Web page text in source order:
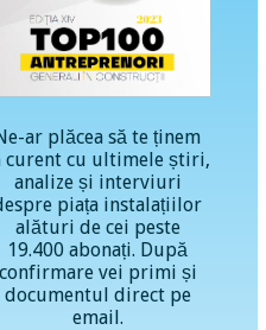
ar plăcea să te ținem
curent cu ultimele știri,
analize și interviuri
piața instalațiilor
alături de cei peste
19.400 abonați. După
vei primi și
documentul direct pe
email.